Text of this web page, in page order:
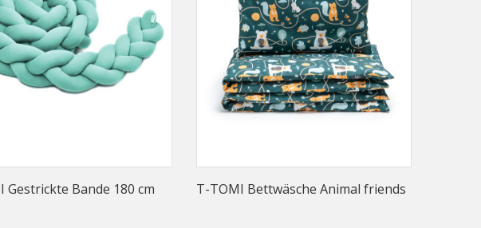
Gestrickte Bande 180 cm
T-TOMI Bettwäsche Animal friends